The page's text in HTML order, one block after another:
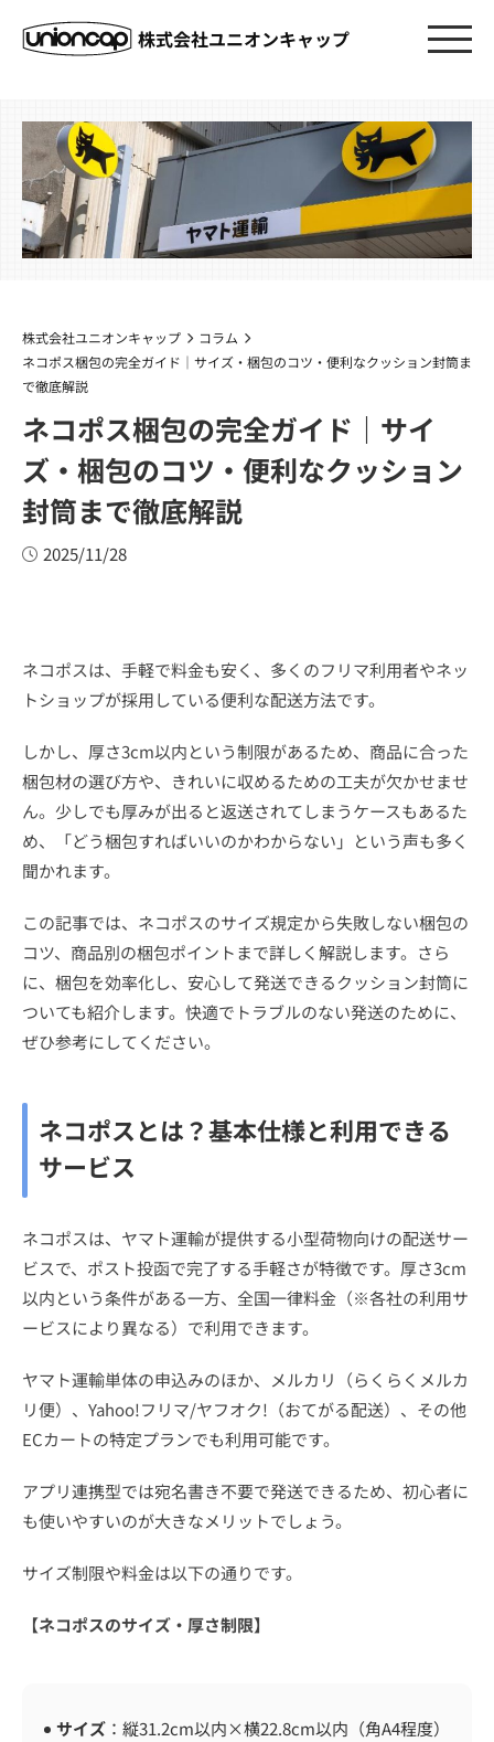
株式会社ユニオンキャップ
株式会社ユニオンキャップ
コラム
ネコポス梱包の完全ガイド｜サイズ・梱包のコツ・便利なクッション封筒ま
で徹底解説
ネコポス梱包の完全ガイド｜サイ
ズ・梱包のコツ・便利なクッション
封筒まで徹底解説
2025/11/28
ネコポスは、手軽で料金も安く、多くのフリマ利用者やネッ
トショップが採用している便利な配送方法です。
しかし、厚さ3cm以内という制限があるため、商品に合った
梱包材の選び方や、きれいに収めるための工夫が欠かせませ
ん。少しでも厚みが出ると返送されてしまうケースもあるた
め、「どう梱包すればいいのかわからない」という声も多く
聞かれます。
この記事では、ネコポスのサイズ規定から失敗しない梱包の
コツ、商品別の梱包ポイントまで詳しく解説します。さら
に、梱包を効率化し、安心して発送できるクッション封筒に
ついても紹介します。快適でトラブルのない発送のために、
ぜひ参考にしてください。
ネコポスとは？基本仕様と利用できる
サービス
ネコポスは、ヤマト運輸が提供する小型荷物向けの配送サー
ビスで、ポスト投函で完了する手軽さが特徴です。厚さ3cm
以内という条件がある一方、全国一律料金（※各社の利用サ
ービスにより異なる）で利用できます。
ヤマト運輸単体の申込みのほか、メルカリ（らくらくメルカ
リ便）、Yahoo!フリマ/ヤフオク!（おてがる配送）、その他
ECカートの特定プランでも利用可能です。
アプリ連携型では宛名書き不要で発送できるため、初心者に
も使いやすいのが大きなメリットでしょう。
サイズ制限や料金は以下の通りです。
【ネコポスのサイズ・厚さ制限】
サイズ ：縦31.2cm以内×横22.8cm以内（角A4程度）